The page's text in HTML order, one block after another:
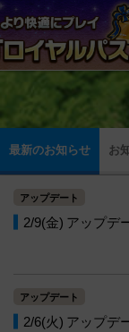
最新のお知らせ お
アップデート
2/9(金) アップデ
アップデート
2/6(火) アップデ